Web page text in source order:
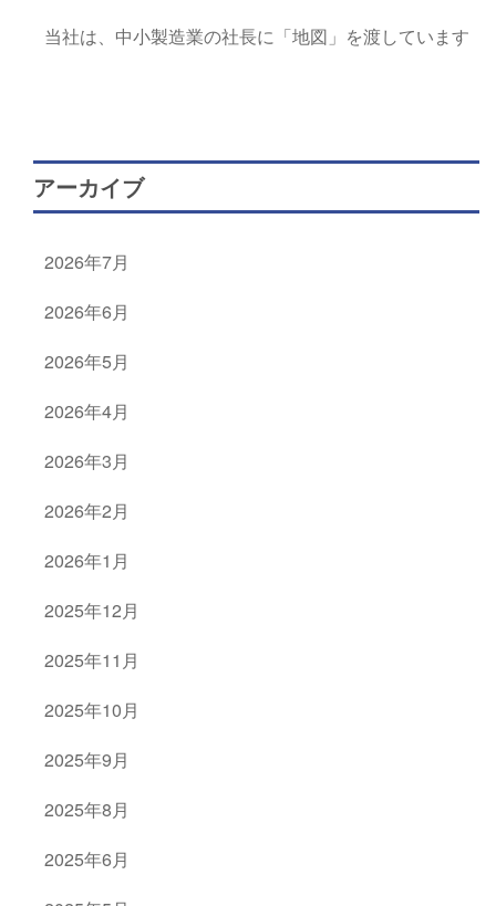
当社は、中小製造業の社長に「地図」を渡しています
アーカイブ
2026年7月
2026年6月
2026年5月
2026年4月
2026年3月
2026年2月
2026年1月
2025年12月
2025年11月
2025年10月
2025年9月
2025年8月
2025年6月